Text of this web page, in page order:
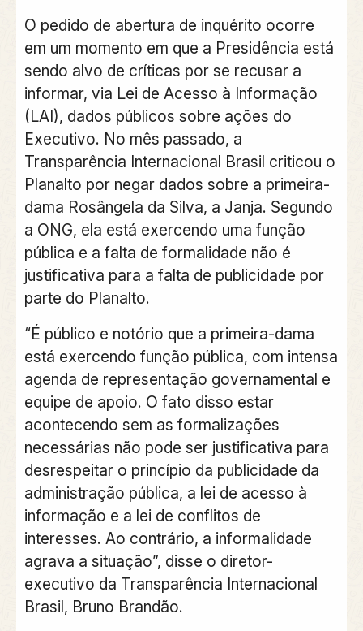
O pedido de abertura de inquérito ocorre
em um momento em que a Presidência está
sendo alvo de críticas por se recusar a
informar, via Lei de Acesso à Informação
(LAI), dados públicos sobre ações do
Executivo. No mês passado, a
Transparência Internacional Brasil criticou o
Planalto por negar dados sobre a primeira-
dama Rosângela da Silva, a Janja. Segundo
a ONG, ela está exercendo uma função
pública e a falta de formalidade não é
justificativa para a falta de publicidade por
parte do Planalto.
“É público e notório que a primeira-dama
está exercendo função pública, com intensa
agenda de representação governamental e
equipe de apoio. O fato disso estar
acontecendo sem as formalizações
necessárias não pode ser justificativa para
desrespeitar o princípio da publicidade da
administração pública, a lei de acesso à
informação e a lei de conflitos de
interesses. Ao contrário, a informalidade
agrava a situação”, disse o diretor-
executivo da Transparência Internacional
Brasil, Bruno Brandão.